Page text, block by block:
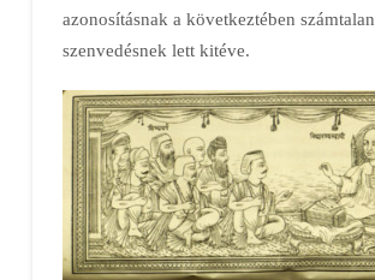
azonosításnak a következtében számtalan
szenvedésnek lett kitéve.